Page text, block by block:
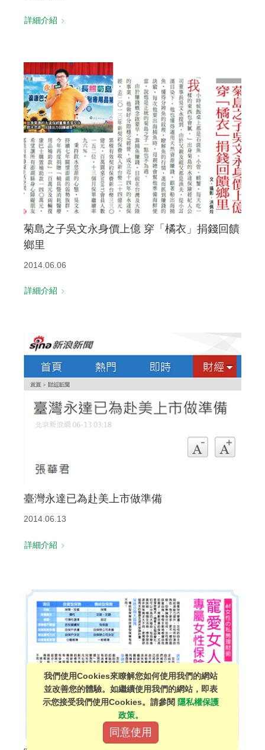
詳細介紹
菊島之子吳文永身價上億 穿「橘衣」捐錢回饋
鄉里
2014.06.06
詳細介紹
臺灣永達已為赴美上市做準備
2014.06.13
詳細介紹
我們使用Cookies來瞭解您如何使用我們的網站
並改善您的體驗。如繼續使用我們的網站，即表
示您接受我們使用Cookies。請參閱 隱私權保護
政策。
同意使用